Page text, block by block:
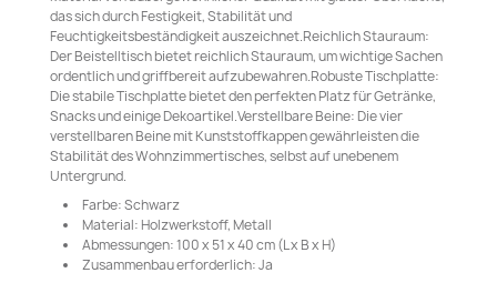
das sich durch Festigkeit, Stabilität und
Feuchtigkeitsbeständigkeit auszeichnet.Reichlich Stauraum:
Der Beistelltisch bietet reichlich Stauraum, um wichtige Sachen
ordentlich und griffbereit aufzubewahren.Robuste Tischplatte:
Die stabile Tischplatte bietet den perfekten Platz für Getränke,
Snacks und einige Dekoartikel.Verstellbare Beine: Die vier
verstellbaren Beine mit Kunststoffkappen gewährleisten die
Stabilität des Wohnzimmertisches, selbst auf unebenem
Untergrund.
Farbe: Schwarz
Material: Holzwerkstoff, Metall
Abmessungen: 100 x 51 x 40 cm (L x B x H)
Zusammenbau erforderlich: Ja